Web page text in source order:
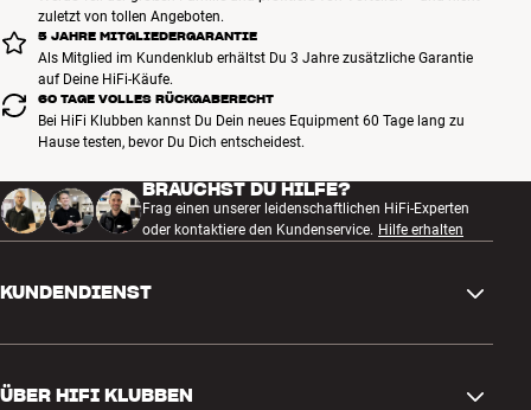
zuletzt von tollen Angeboten.
5 JAHRE MITGLIEDERGARANTIE
Als Mitglied im Kundenklub erhältst Du 3 Jahre zusätzliche Garantie
auf Deine HiFi-Käufe.
60 TAGE VOLLES RÜCKGABERECHT
Bei HiFi Klubben kannst Du Dein neues Equipment 60 Tage lang zu
Hause testen, bevor Du Dich entscheidest.
BRAUCHST DU HILFE?
Frag einen unserer leidenschaftlichen HiFi-Experten
oder kontaktiere den Kundenservice. Hilfe erhalten
KUNDENDIENST
ÜBER HIFI KLUBBEN